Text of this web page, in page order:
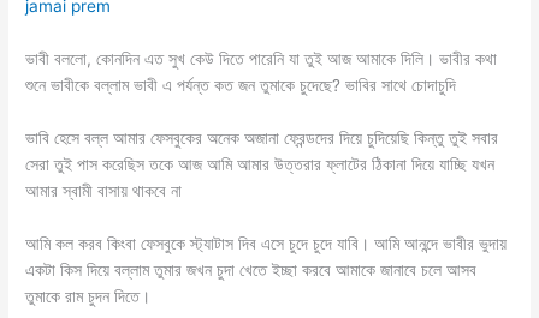
jamai prem
ভাবী বললো, কোনদিন এত সুখ কেউ দিতে পারেনি যা তুই আজ আমাকে দিলি। ভাবীর কথা
শুনে ভাবীকে বল্লাম ভাবী এ পর্যন্ত কত জন তুমাকে চুদেছে? ভাবির সাথে চোদাচুদি
ভাবি হেসে বল্ল আমার ফেসবুকের অনেক অজানা ফ্রেন্ডদের দিয়ে চুদিয়েছি কিন্তু তুই সবার
সেরা তুই পাস করেছিস তকে আজ আমি আমার উত্তরার ফ্লাটের ঠিকানা দিয়ে যাচ্ছি যখন
আমার স্বামী বাসায় থাকবে না
আমি কল করব কিংবা ফেসবুকে স্ট্যাটাস দিব এসে চুদে চুদে যাবি। আমি আনন্দে ভাবীর ভুদায়
একটা কিস দিয়ে বল্লাম তুমার জখন চুদা খেতে ইচ্ছা করবে আমাকে জানাবে চলে আসব
তুমাকে রাম চুদন দিতে।